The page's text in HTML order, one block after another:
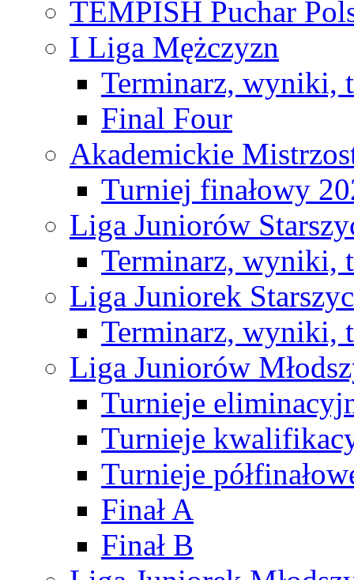
TEMPISH Puchar
I Liga Mężczyzn
Terminarz, wyniki,
Final Four
Akademickie
Turniej finałowy
Liga Juniorów
Terminarz, wyniki,
Liga Juniorek
Terminarz, wyniki,
Liga Juniorów
Turnieje
Turnieje
Turnieje
Finał A
Finał B